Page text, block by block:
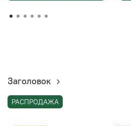
Заголовок
РАСПРОДАЖА